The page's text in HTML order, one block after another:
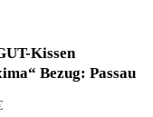
Kissen
Bezug: Passau